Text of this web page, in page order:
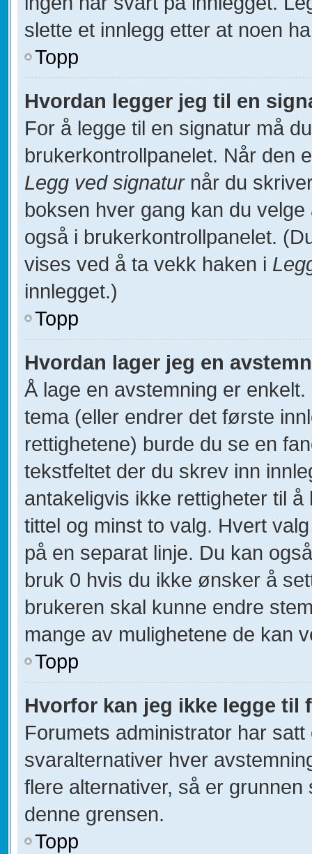
slette et innlegg etter at noen
Topp
Hvordan legger jeg til en
For å legge til en signatur må
brukerkontrollpanelet. Når den
Legg ved signaturnår du
boksen hver gang kan du
også i brukerkontrollpanelet.
vises ved å ta vekk haken i
innlegget.)
Topp
Hvordan lager jeg en
Å lage en avstemning er
tema (eller endrer det første
rettighetene) burde du se en
tekstfeltet der du skrev inn
antakeligvis ikke rettigheter til
tittel og minst to valg. Hvert
på en separat linje. Du kan
bruk 0 hvis du ikke ønsker å
brukeren skal kunne endre
mange av mulighetene de kan
Topp
Hvorfor kan jeg ikke legge til
Forumets administrator har
svaralternativer hver
flere alternativer, så er
denne grensen.
Topp